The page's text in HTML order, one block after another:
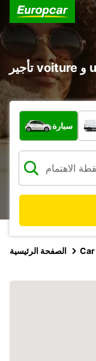
ما نوع المركبة؟
سيارة
الصفحة الرئيسية